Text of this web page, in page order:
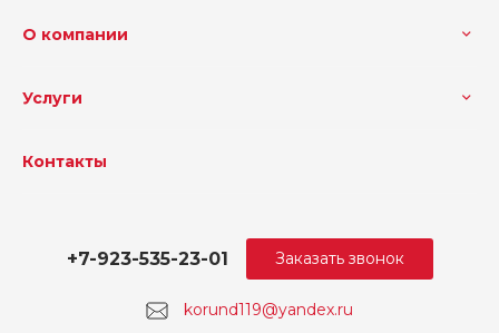
О компании
Услуги
Контакты
korund119@yandex.ru
+7-923-535-23-01 Заказать звонок